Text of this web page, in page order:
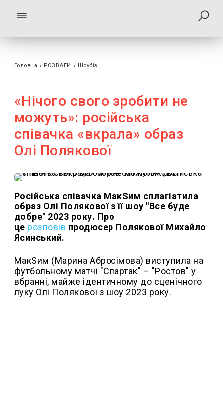
Головна › РОЗВАГИ › Шоубiз
«Нічого свого зробити не
можуть»: російська
співачка «вкрала» образ
Олі Полякової
Російська співачка МакSим сплагіатила
образ Олі Полякової з її шоу "Все буде
добре" 2023 року. Про
це розповів продюсер Полякової Михайло
Ясинський.
МакSим (Марина Абросімова) виступила на
футбольному матчі "Спартак" – "Ростов" у
вбранні, майже ідентичному до сценічного
луку Олі Полякової з шоу 2023 року.